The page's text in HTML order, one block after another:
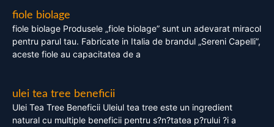
fiole biolage
fiole biolage Produsele „fiole biolage” sunt un adevarat miracol
pentru parul tau. Fabricate in Italia de brandul „Sereni Capelli”,
aceste fiole au capacitatea de a
ulei tea tree beneficii
Ulei Tea Tree Beneficii Uleiul tea tree este un ingredient
natural cu multiple beneficii pentru s?n?tatea p?rului ?i a